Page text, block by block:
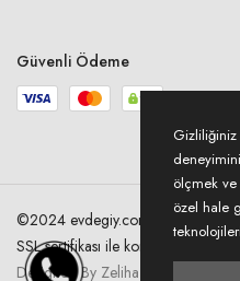
Güvenli Ödeme
©2024 evdegiy.com Tüm hakları
SSL sertifikası ile korunmaktadır.
Designed By Zeliha Acer
ölçmek
özel hale